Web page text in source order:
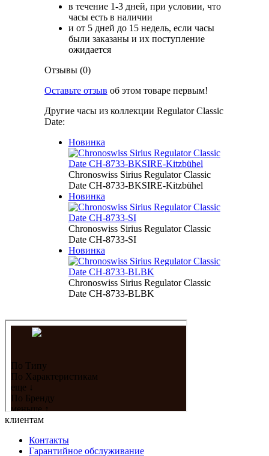
в течение 1-3 дней, при условии, что
часы есть в наличии
и от 5 дней до 15 недель, если часы
были заказаны и их поступление
ожидается
Отзывы (0)
Оставьте отзыв об этом товаре первым!
Другие часы из коллекции Regulator Classic
Date:
Новинка
Chronoswiss Sirius Regulator Classic
Date CH-8733-BKSIRE-Kitzbühel
Новинка
Chronoswiss Sirius Regulator Classic
Date CH-8733-SI
Новинка
Chronoswiss Sirius Regulator Classic
Date CH-8733-BLBK
клиентам
Контакты
Гарантийное обслуживание